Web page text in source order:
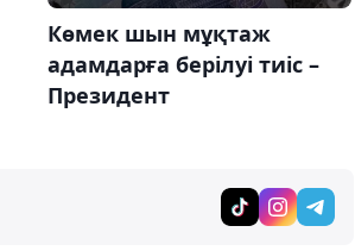
Көмек шын мұқтаж
адамдарға берілуі тиіс –
Президент